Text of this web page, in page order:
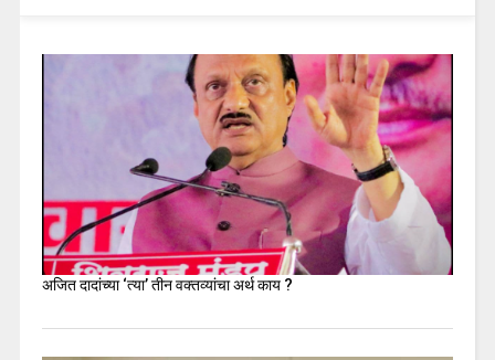
अजित दादांच्या ‘त्या’ तीन वक्तव्यांचा अर्थ काय ?